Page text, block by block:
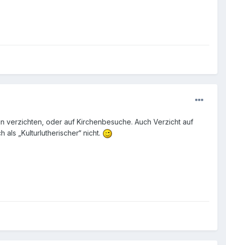
verzichten, oder auf Kirchenbesuche. Auch Verzicht auf
„Kulturlutherischer“ nicht.